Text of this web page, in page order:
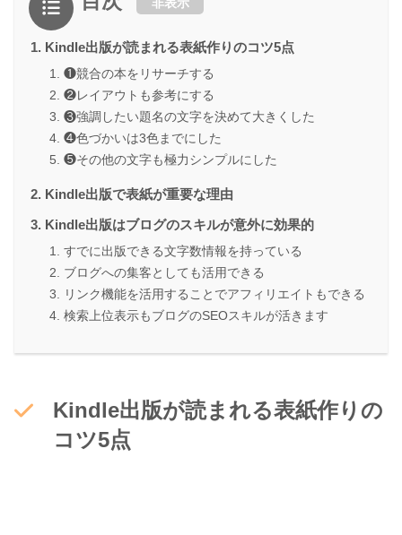
Kindle出版が読まれる表紙作りのコツ5点
❶競合の本をリサーチする
❷レイアウトも参考にする
❸強調したい題名の文字を決めて大きくした
❹色づかいは3色までにした
❺その他の文字も極力シンプルにした
Kindle出版で表紙が重要な理由
Kindle出版はブログのスキルが意外に効果的
すでに出版できる文字数情報を持っている
ブログへの集客としても活用できる
リンク機能を活用することでアフィリエイトもできる
検索上位表示もブログのSEOスキルが活きます
Kindle出版が読まれる表紙作りの
コツ5点